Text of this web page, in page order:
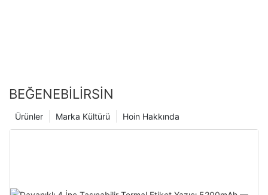
BEĞENEBILIRSIN
Hoin Hakkında
Marka Kültürü
Ürünler